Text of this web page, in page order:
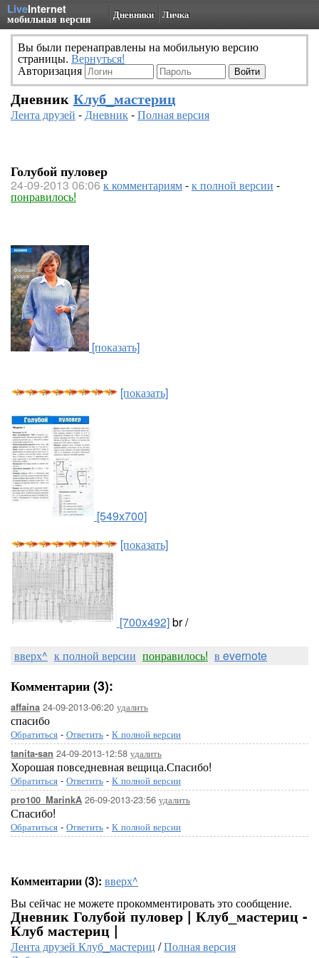
LiveInternet
мобильная версия Дневники Личка
Вы были перенаправлены на мобильную версию
страницы. Вернуться!
Авторизация
Дневник Клуб_мастериц
Лента друзей -Дневник-Полная версия
Голубой пуловер
24-09-2013 06:06 к комментариям-к полной версии -
понравилось!
[показать]
[показать]
[549x700]
[показать]
[700x492]br /
вверх^ к полной версии понравилось! в evernote
Комментарии (3):
affaina 24-09-2013-06:20 удалить
спасибо
Обратиться - Ответить - К полной версии
tanita-san 24-09-2013-12:58 удалить
Хорошая повседневная вещица.Спасибо!
Обратиться - Ответить - К полной версии
pro100_MarinkA 26-09-2013-23:56 удалить
Спасибо!
Обратиться - Ответить - К полной версии
Комментарии (3): вверх^
Вы сейчас не можете прокомментировать это сообщение.
Дневник Голубой пуловер | Клуб_мастериц -
Клуб мастериц |
Лента друзей Клуб_мастериц /Полная версия